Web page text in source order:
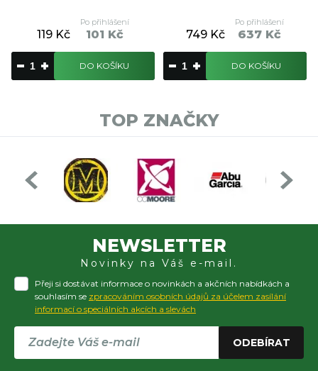
119 Kč
Po přihlášení
101 Kč
DO KOŠÍKU
749 Kč
Po přihlášení
637 Kč
DO KOŠÍKU
TOP ZNAČKY
NEWSLETTER
Novinky na Váš e-mail.
Přeji si dostávat informace o novinkách a akčních nabídkách a
souhlasím se zpracováním osobních údajů za účelem zasílání
informací o speciálních akcích a slevách
ODEBÍRAT